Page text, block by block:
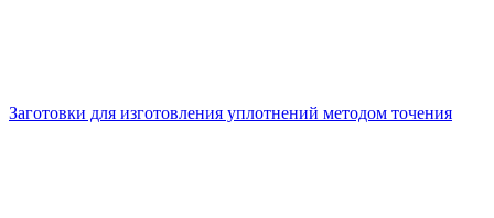
Заготовки для изготовления уплотнений методом точения